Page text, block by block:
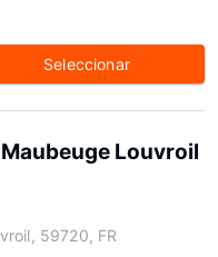
Seleccionar
Maubeuge Louvroil
59720, FR